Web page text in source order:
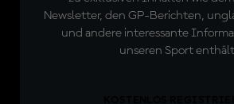
Newsletter, den GP-Berichten,
und andere interessante
unseren Sport